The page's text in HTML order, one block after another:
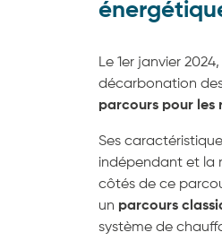
Le 1er janvier
décarbonation
parcours pour les
Ses
indépendant et la
côtés de ce
un parcours
système de